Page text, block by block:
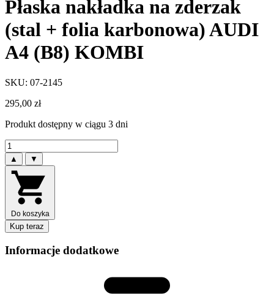
Płaska nakładka na zderzak
(stal + folia karbonowa) AUDI
A4 (B8) KOMBI
SKU: 07-2145
295,00 zł
Produkt dostępny w ciągu 3 dni
▲ ▼
Do koszyka
Kup teraz
Informacje dodatkowe